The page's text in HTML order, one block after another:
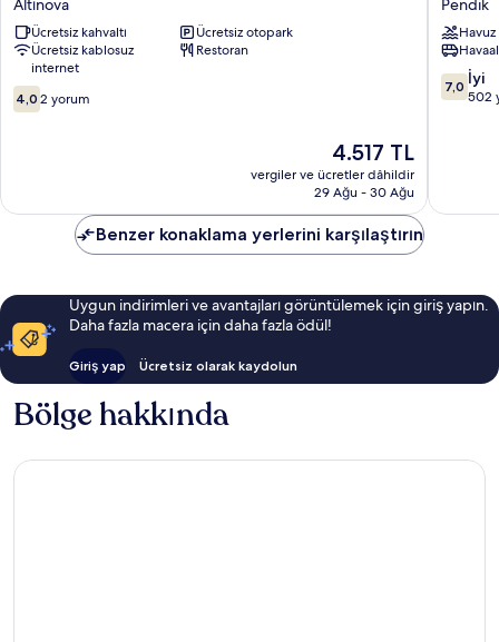
Hotel
Altınova
Ücretsiz kahvaltı
Ücretsiz otopark
Ücretsiz kablosuz
internet
Restoran
10
üzerinden
4,0 2 yorum
Güncel
fiyat:
4.517 TL
4.517 TL
vergiler ve ücretler dâhildir
29 Ağu - 30 Ağu
Rooms
Pendik
Havuz
10
7,0 İyi
502
Benzer konaklama yerlerini karşılaştırın
Uygun indirimleri ve avantajları görüntülemek için giriş yapın.
Daha fazla macera için daha fazla ödül!
Giriş yap Ücretsiz olarak kaydolun
Bölge hakkında